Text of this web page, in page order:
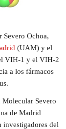
Severo Ochoa,
(UAM) y el
VIH-1 y el VIH-2
a los fármacos
Severo
de Madrid
del